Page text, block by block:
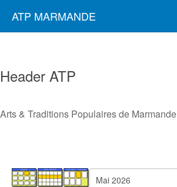
ATP MARMANDE
Header ATP
Arts & Traditions Populaires de Marmande